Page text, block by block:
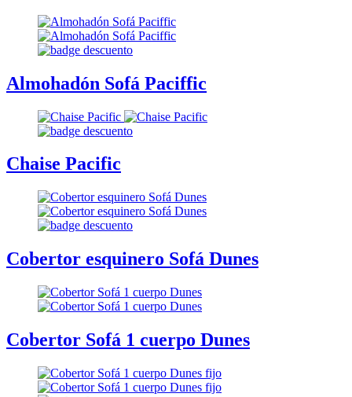
Almohadón Sofá Paciffic
Chaise Pacific
Cobertor esquinero Sofá Dunes
Cobertor Sofá 1 cuerpo Dunes